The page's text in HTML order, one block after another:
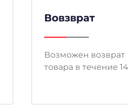
Вовзврат
Возможен возврат
товара в течение